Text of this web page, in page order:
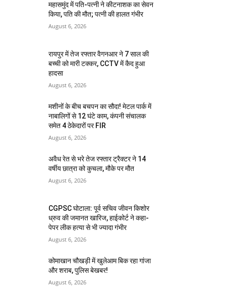
महासमुंद में पति-पत्नी ने कीटनाशक का सेवन
किया, पति की मौत; पत्नी की हालत गंभीर
August 6, 2026
रायपुर में तेज रफ्तार वैगनआर ने 7 साल की
बच्ची को मारी टक्कर, CCTV में कैद हुआ
हादसा
August 6, 2026
मशीनों के बीच बचपन का सौदा! मेटल पार्क में
नाबालिगों से 12 घंटे काम, कंपनी संचालक
समेत 4 ठेकेदारों पर FIR
August 6, 2026
अवैध रेत से भरे तेज रफ्तार ट्रैक्टर ने 14
वर्षीय छात्रा को कुचला, मौके पर मौत
August 6, 2026
CGPSC घोटाला: पूर्व सचिव जीवन किशोर
ध्रुव की जमानत खारिज, हाईकोर्ट ने कहा-
पेपर लीक हत्या से भी ज्यादा गंभीर
August 6, 2026
कोमाखान चौखड़ी में खुलेआम बिक रहा गांजा
और शराब, पुलिस बेखबर!
August 6, 2026